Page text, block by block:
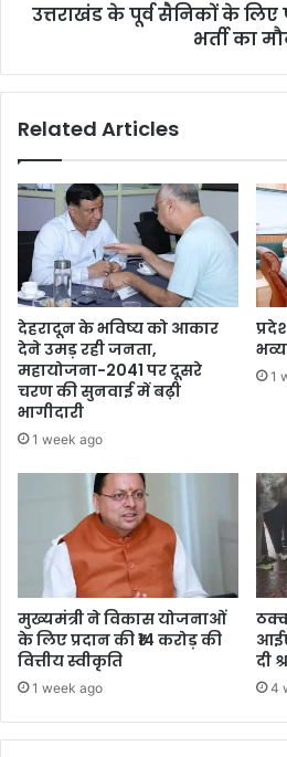
उत्तराखंड के पूर्व सैनिकों के
भर्ती का
Related Articles
देहरादून के भविष्य को आकार
देने उमड़ रही जनता,
महायोजना-2041 पर दूसरे
चरण की सुनवाई में बढ़ी
भागीदारी
1 week ago
1
मुख्यमंत्री ने विकास योजनाओं
के लिए प्रदान की ₹14 करोड़ की
वित्तीय स्वीकृति
1 week ago
दी
4